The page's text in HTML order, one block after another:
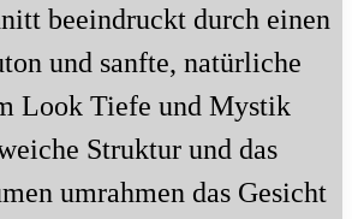
beeindruckt durch einen
und sanfte, natürliche
Look Tiefe und Mystik
Struktur und das
umrahmen das Gesicht